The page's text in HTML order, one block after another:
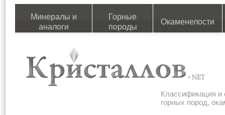
Минералы и
аналоги
Горные
породы
Окаменелости
Классификация и
горных пород,